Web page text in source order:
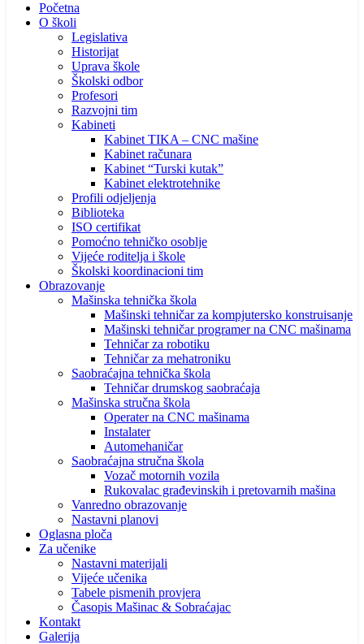
Početna
O školi
Legislativa
Historijat
Uprava škole
Školski odbor
Profesori
Razvojni tim
Kabineti
Kabinet TIKA – CNC mašine
Kabinet računara
Kabinet “Turski kutak”
Kabinet elektrotehnike
Profili odjeljenja
Biblioteka
ISO certifikat
Pomoćno tehničko osoblje
Vijeće roditelja i škole
Školski koordinacioni tim
Obrazovanje
Mašinska tehnička škola
Mašinski tehničar za kompjutersko konstruisanje
Mašinski tehničar programer na CNC mašinama
Tehničar za robotiku
Tehničar za mehatroniku
Saobraćajna tehnička škola
Tehničar drumskog saobraćaja
Mašinska stručna škola
Operater na CNC mašinama
Instalater
Automehaničar
Saobraćajna stručna škola
Vozač motornih vozila
Rukovalac građevinskih i pretovarnih mašina
Vanredno obrazovanje
Nastavni planovi
Oglasna ploča
Za učenike
Nastavni materijali
Vijeće učenika
Tabele pismenih provjera
Časopis Mašinac & Sobraćajac
Kontakt
Galerija